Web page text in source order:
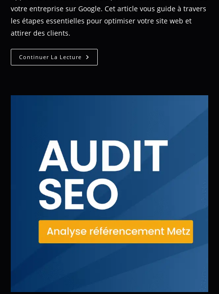
votre entreprise sur Google. Cet article vous guide à travers
les étapes essentielles pour optimiser votre site web et
attirer des clients.
Continuer La Lecture